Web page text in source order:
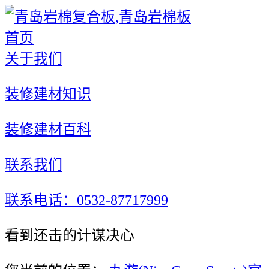
首页
关于我们
装修建材知识
装修建材百科
联系我们
联系电话：0532-87717999
看到还击的计谋决心